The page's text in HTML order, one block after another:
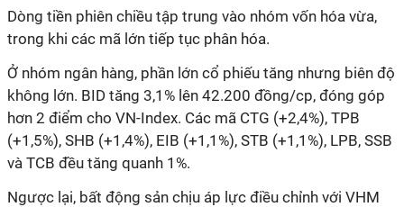
Dòng tiền phiên chiều tập trung vào nhóm vốn hóa vừa,
trong khi các mã lớn tiếp tục phân hóa.
Ở nhóm ngân hàng, phần lớn cổ phiếu tăng nhưng biên độ
không lớn. BID tăng 3,1% lên 42.200 đồng/cp, đóng góp
hơn 2 điểm cho VN-Index. Các mã CTG (+2,4%), TPB
(+1,5%), SHB (+1,4%), EIB (+1,1%), STB (+1,1%), LPB, SSB
và TCB đều tăng quanh 1%.
Ngược lại, bất động sản chịu áp lực điều chỉnh với VHM